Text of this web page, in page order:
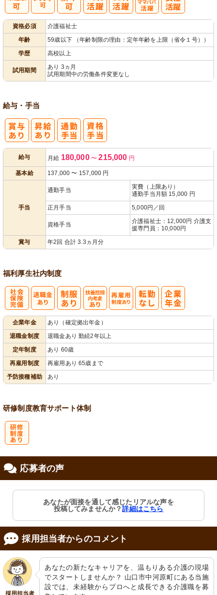
資格必須
介護福祉士
年齢
59歳以下 （年齢制限の理由：定年年齢を上限（省令１号））
学歴
高校以上
試用期間
あり 3ヵ月
試用期間中の労働条件変更なし
給与・手当
給与 月給 180,000 〜 215,000 円
基本給 137,000 〜 157,000 円
手当
通勤手当
実費（上限あり）
通勤手当月額 15,000 円
正月手当
5,000円／回
資格手当
介護福祉士：12,000円 介護支
援専門員：10,000円
賞与
年2回 合計 3.3ヵ月分
福利厚生社内制度
企業年金
あり（確定拠出年金）
退職金制度
退職金あり 勤続2年以上
定年制度
あり 60歳
再雇用制度
再雇用あり 65歳まで
予防接種補助
あり
研修制度教育サポート体制
応募者の声
あなたが面接を通して感じたリアルな声を
投稿してみませんか？詳細はこちら
採用担当者からのコメント
あなたの新たなキャリアを、温もりある介護の現場
でスタートしませんか？ 山口市中河原町にある当施
設では、未経験からプロへと成長できる介護職を募